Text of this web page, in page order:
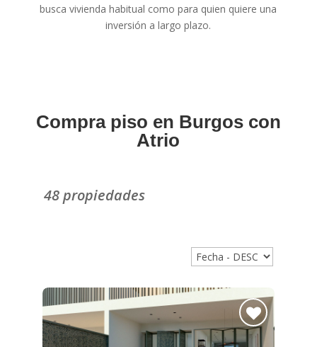
busca vivienda habitual como para quien quiere una
inversión a largo plazo.
Compra piso en Burgos con
Atrio
48 propiedades